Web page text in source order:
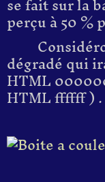
perçu à50 %
dégradé qui
HTML
HTML ffffff) .